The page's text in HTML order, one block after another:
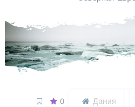
0 Дания